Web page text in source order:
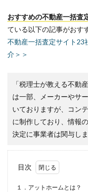
おすすめの不動産一括査
ている以下の記事がおす
不動産一括査定サイト23
介＞＞
「税理士が教える不動
は一部、メーカーやサ
いておりますが、コン
に制作しており、情報
決定に事業者は関与しま
目次
１．アットホームとは？